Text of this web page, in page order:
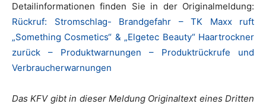
Detailinformationen finden Sie in der Originalmeldung:
Rückruf: Stromschlag- Brandgefahr – TK Maxx ruft
„Something Cosmetics“ & „Elgetec Beauty“ Haartrockner
zurück – Produktwarnungen – Produktrückrufe und
Verbraucherwarnungen
Das KFV gibt in dieser Meldung Originaltext eines Dritten